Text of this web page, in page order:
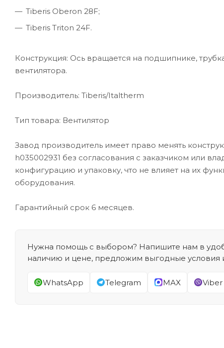
Tiberis Oberon 28F;
Tiberis Triton 24F.
Конструкция: Ось вращается на подшипнике,
вентилятора.
Производитель: Tiberis/Italtherm
Тип товара: Вентилятор
Завод производитель имеет право менять
h035002931 без согласования с заказчиком или
конфигурацию и упаковку, что не влияет на их
оборудования.
Гарантийный срок 6 месяцев.
Нужна помощь с выбором? Напишите нам в
наличию и цене, предложим выгодные
WhatsApp Telegram MAX Viber